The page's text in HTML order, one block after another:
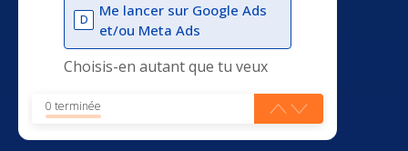
D
Me lancer sur Google Ads
et/ou Meta Ads
Choisis-en autant que tu veux
0 terminée